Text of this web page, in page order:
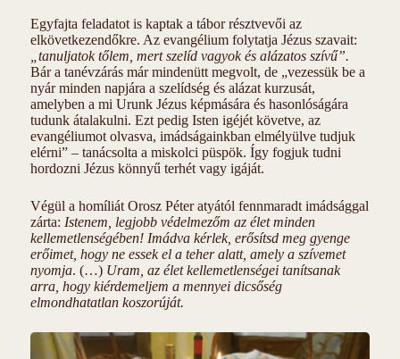
Egyfajta feladatot is kaptak a tábor résztvevői az
elkövetkezendőkre. Az evangélium folytatja Jézus szavait:
„tanuljatok tőlem, mert szelíd vagyok és alázatos szívű”.
Bár a tanévzárás már mindenütt megvolt, de „vezessük be a
nyár minden napjára a szelídség és alázat kurzusát,
amelyben a mi Urunk Jézus képmására és hasonlóságára
tudunk átalakulni. Ezt pedig Isten igéjét követve, az
evangéliumot olvasva, imádságainkban elmélyülve tudjuk
elérni” – tanácsolta a miskolci püspök. Így fogjuk tudni
hordozni Jézus könnyű terhét vagy igáját.
Végül a homíliát Orosz Péter atyától fennmaradt imádsággal
zárta: Istenem, legjobb védelmezőm az élet minden
kellemetlenségében! Imádva kérlek, erősítsd meg gyenge
erőimet, hogy ne essek el a teher alatt, amely a szívemet
nyomja. (…) Uram, az élet kellemetlenségei tanítsanak
arra, hogy kiérdemeljem a mennyei dicsőség
elmondhatatlan koszorúját.